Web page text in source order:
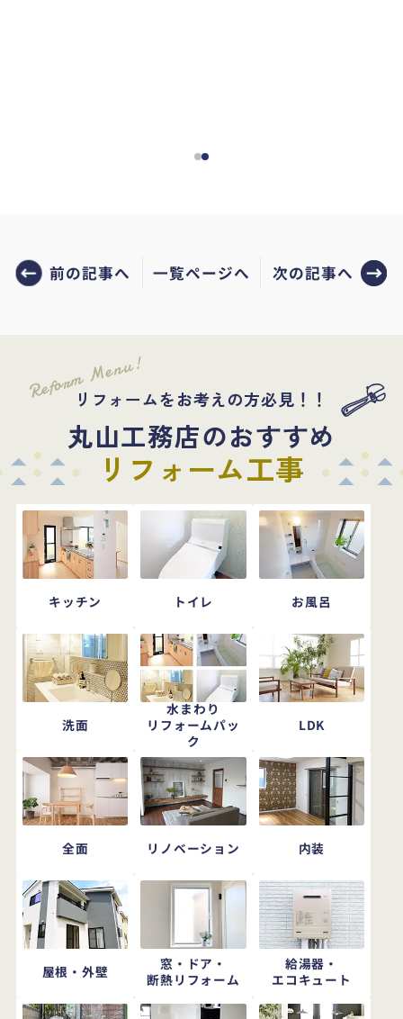
前の記事へ 一覧ページへ 次の記事へ
Reform Menu!
リフォームをお考えの方必見！！
丸山工務店のおすすめ
リフォーム工事
キッチン トイレ お風呂
洗面
水まわり
リフォームパッ
ク
LDK
全面 リノベーション 内装
屋根・外壁
窓・ドア・
断熱リフォーム
給湯器・
エコキュート